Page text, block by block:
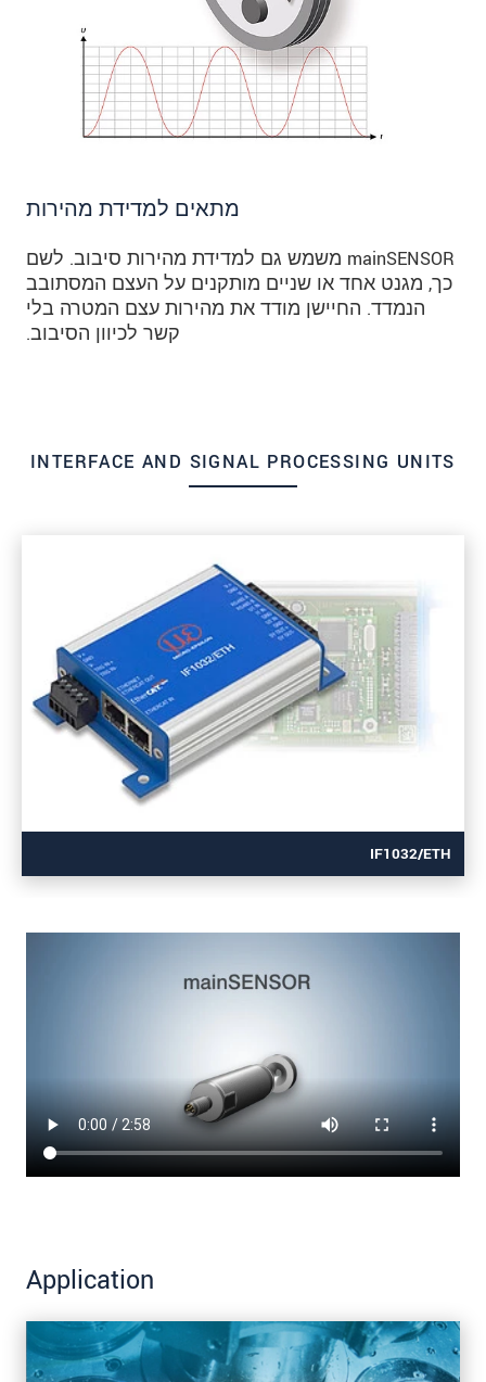
מתאים למדידת מהירות
mainSENSOR משמש גם למדידת מהירות סיבוב. לשם
כך, מגנט אחד או שניים מותקנים על העצם המסתובב
הנמדד. החיישן מודד את מהירות עצם המטרה בלי
קשר לכיוון הסיבוב.
INTERFACE AND SIGNAL PROCESSING UNITS
IF1032/ETH
Application